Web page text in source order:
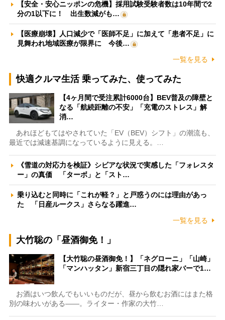
【安全・安心ニッポンの危機】採用試験受験者数は10年間で2
分の1以下に！ 出生数減がも…
【医療崩壊】人口減少で「医師不足」に加えて「患者不足」に
見舞われ地域医療が限界に 今後…
一覧を見る
快適クルマ生活 乗ってみた、使ってみた
【4ヶ月間で受注累計6000台】BEV普及の障壁と
なる「航続距離の不安」「充電のストレス」解
消…
あれほどもてはやされていた「EV（BEV）シフト」の潮流も、
最近では減速基調になっているように見える。…
《雪道の対応力を検証》シビアな状況で実感した「フォレスタ
ー」の真価 「ターボ」と「スト…
乗り込むと同時に「これが軽？」と戸惑うのには理由があっ
た 「日産ルークス」さらなる躍進…
一覧を見る
大竹聡の「昼酒御免！」
【大竹聡の昼酒御免！】「ネグローニ」「山崎」
「マンハッタン」新宿三丁目の隠れ家バーで1…
お酒はいつ飲んでもいいものだが、昼から飲むお酒にはまた格
別の味わいがある――。ライター・作家の大竹…